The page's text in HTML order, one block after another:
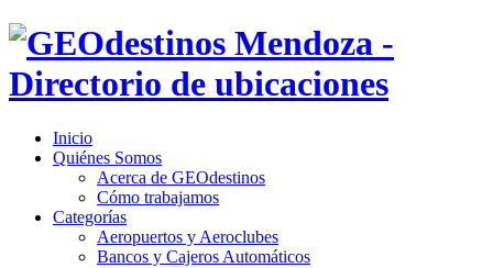
Inicio
Quiénes Somos
Acerca de GEOdestinos
Cómo trabajamos
Categorías
Aeropuertos y Aeroclubes
Bancos y Cajeros Automáticos